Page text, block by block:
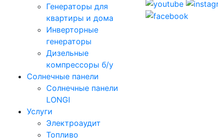
Генераторы для
квартиры и дома
Инверторные
генераторы
Дизельные
компрессоры б/у
Солнечные панели
Солнечные панели
LONGI
Услуги
Электроаудит
Топливо